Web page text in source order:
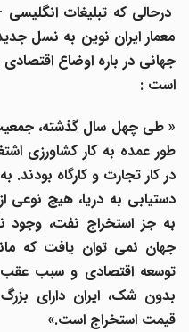
درحالی که تبلیغات انگلیسی
معمار ایران نوین به نسل
است :
طور عمده به کار کشاورزی
در کار تجارت و کارگاه بودند.
دستیابی به دریا، هیچ نوعی
به جز استخراج نفت، وجود
جهان نمی توان یافت که
توسعه اقتصادی و سبب عقب
بدون شک، ایران دارای بزرگ
قیمت استخراج است.»